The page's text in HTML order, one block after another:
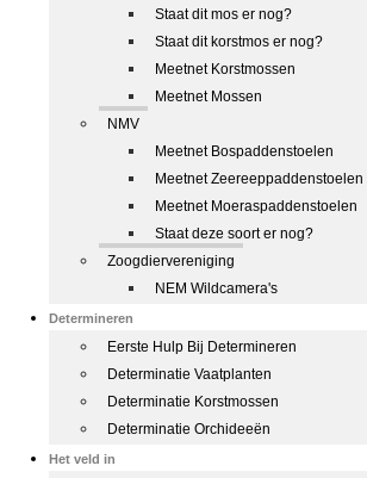
Staat dit mos er nog?
Staat dit korstmos er nog?
Meetnet Korstmossen
Meetnet Mossen
NMV
Meetnet Bospaddenstoelen
Meetnet Zeereeppaddenstoelen
Meetnet Moeraspaddenstoelen
Staat deze soort er nog?
Zoogdiervereniging
NEM Wildcamera's
Determineren
Eerste Hulp Bij Determineren
Determinatie Vaatplanten
Determinatie Korstmossen
Determinatie Orchideeën
Het veld in